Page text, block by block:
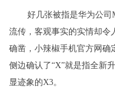
好几张被指是华为公司
流传，客观事实的实情却令
确凿，小辣椒手机官方网确
侧边确认了“X”就是指全新
显迹象的X3。